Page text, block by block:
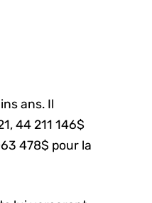
ans. Il
44 211 146$
478$ pour la